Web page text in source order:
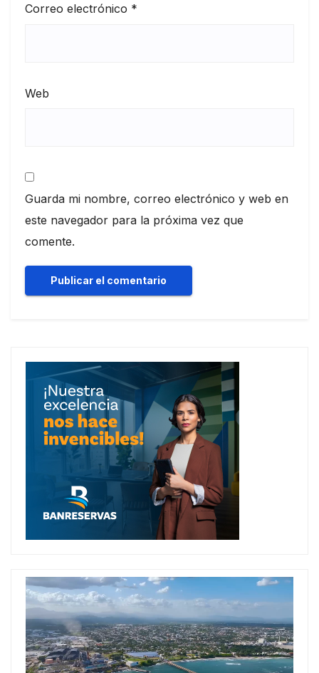
Correo electrónico *
Web
Guarda mi nombre, correo electrónico y web en
este navegador para la próxima vez que
comente.